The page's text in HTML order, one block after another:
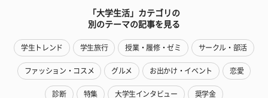
「大学生活」カテゴリの
別のテーマの記事を見る
学生トレンド 学生旅行 授業・履修・ゼミ サークル・部活
ファッション・コスメ グルメ お出かけ・イベント 恋愛
診断 特集 大学生インタビュー 奨学金